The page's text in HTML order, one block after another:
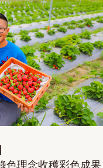
色理念收穫彩色成果